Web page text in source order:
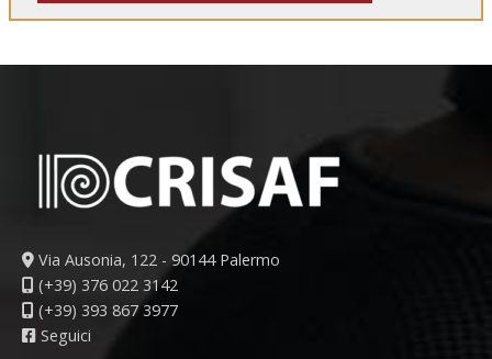
Via Ausonia, 122 - 90144 Palermo
(+39) 376 022 3142
(+39) 393 867 3977
Seguici